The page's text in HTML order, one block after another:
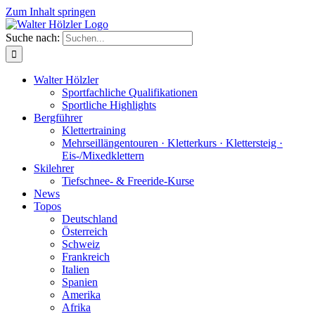
Zum Inhalt springen
Suche nach:
Walter Hölzler
Sportfachliche Qualifikationen
Sportliche Highlights
Bergführer
Klettertraining
Mehrseil­längen­touren · Kletterkurs · Klettersteig ·
Eis-/Mixedklettern
Skilehrer
Tiefschnee- & Freeride-Kurse
News
Topos
Deutschland
Österreich
Schweiz
Frankreich
Italien
Spanien
Amerika
Afrika